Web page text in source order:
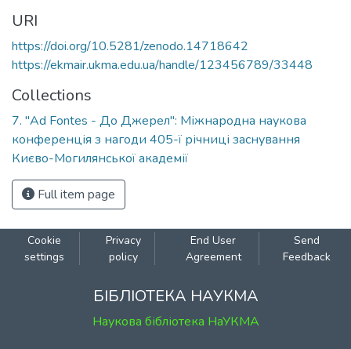
URI
https://doi.org/10.5281/zenodo.14718642
https://ekmair.ukma.edu.ua/handle/123456789/33448
Collections
7. "Ad Fontes - До Джерел": Міжнародна наукова
конференція з нагоди 405-ї річниці заснування
Києво-Могилянської академії
Full item page
Cookie
settings
Privacy
policy
End User
Agreement
Send
Feedback
БІБЛІОТЕКА НАУКМА
Наукова бібліотека НаУКМА